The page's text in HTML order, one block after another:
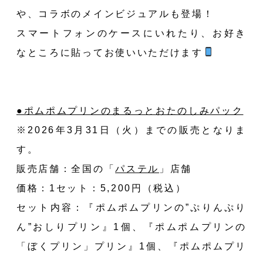
や、コラボのメインビジュアルも登場！
スマートフォンのケースにいれたり、お好き
なところに貼ってお使いいただけます
●ポムポムプリンのまるっとおたのしみパック
※2026年3月31日（火）までの販売となりま
す。
販売店舗：全国の
「パステル 」
店舗
価格：1セット：5,200円（税込）
セット内容：『ポムポムプリンの”ぷりんぷり
ん”おしりプリン』1個、『ポムポムプリンの
「ぼくプリン」プリン』1個、『ポムポムプリ